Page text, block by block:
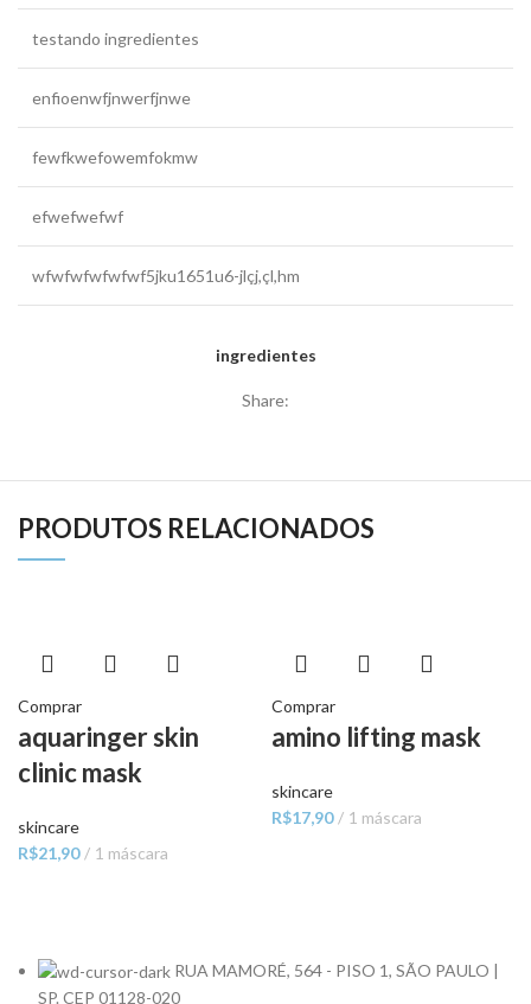
testando ingredientes
enfioenwfjnwerfjnwe
fewfkwefowemfokmw
efwefwefwf
wfwfwfwfwfwf5jku1651u6-jlçj,çl,hm
ingredientes
Share:
PRODUTOS RELACIONADOS
Comprar
aquaringer skin
clinic mask
skincare
R$21,90 1 máscara
Comprar
amino lifting mask
skincare
R$17,90 1 máscara
RUA MAMORÉ, 564 - PISO 1, SÃO PAULO |
SP. CEP 01128-020